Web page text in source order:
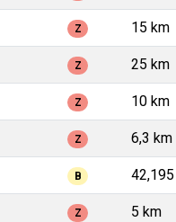
Z 15 km
Z 25 km
Z 10 km
Z 6,3 km
B
Z 5 km